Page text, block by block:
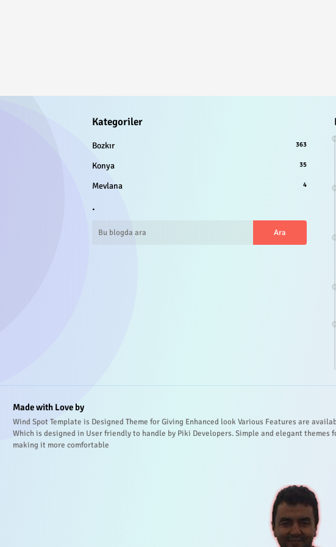
Kategoriler
Bozkır 363
Konya 35
Mevlana 4
.
Made with Love by
Wind Spot Template is Designed Theme for Giving Enhanced look Various Features are
Which is designed in User friendly to handle by Piki Developers. Simple and elegant themes
making it more comfortable